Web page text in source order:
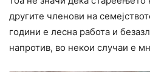
другите членови на
години е лесна работа и
напротив, во некои случаи е